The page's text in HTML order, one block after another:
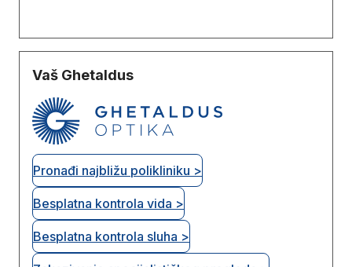
Vaš Ghetaldus
Pronađi najbližu polikliniku >
Besplatna kontrola vida >
Besplatna kontrola sluha >